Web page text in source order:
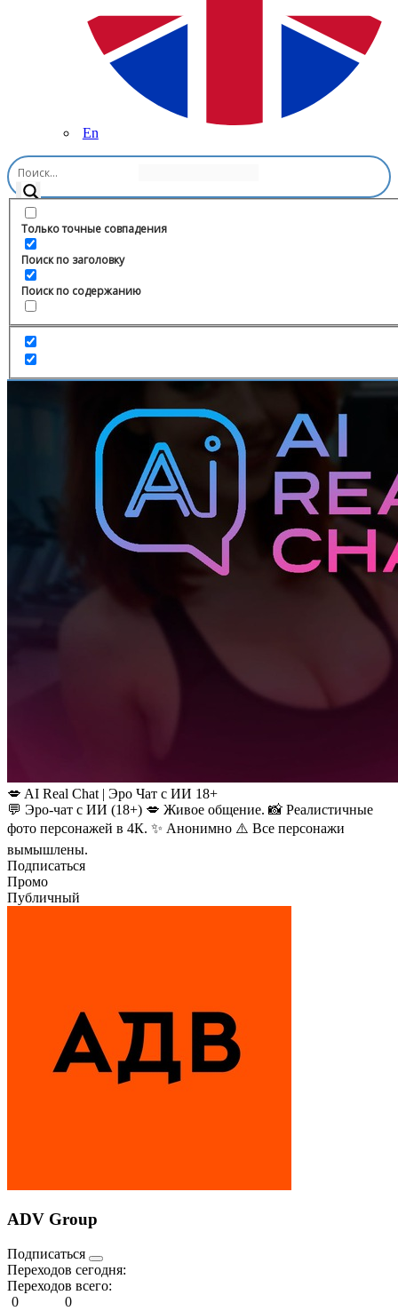
En
Только точные совпадения
Поиск по заголовку
Поиск по содержанию
Главная
💋 AI Real Chat | Эро Чат с ИИ 18+
💬 Эро-чат с ИИ (18+) 💋 Живое общение. 📸 Реалистичные
фото персонажей в 4К. ✨ Анонимно ⚠️ Все персонажи
вымышлены.
Подписаться
Промо
Публичный
ADV Group
Подписаться
Переходов сегодня:
Переходов всего:
0
0